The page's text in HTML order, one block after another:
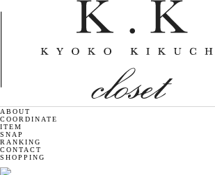
ABOUT
COORDINATE
ITEM
SNAP
RANKING
CONTACT
SHOPPING